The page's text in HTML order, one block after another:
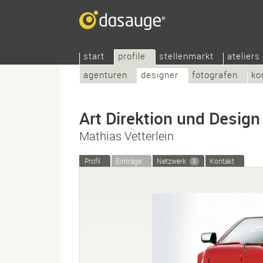
start
profile
agenturen
designer fotografen
stellenmarkt ateliers
Art Direktion und Design
Mathias Vetterlein
Profil Einträge Netzwerk 3 Kontakt